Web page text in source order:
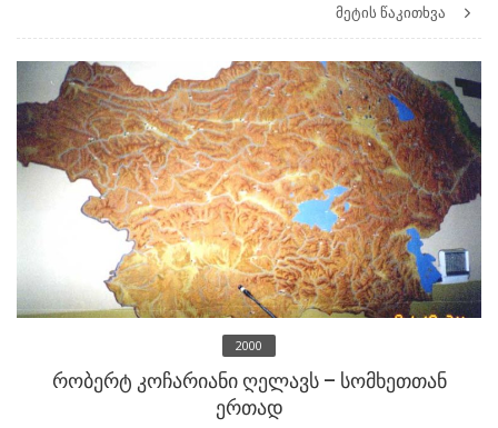
მეტის წაკითხვა
2000
რობერტ კოჩარიანი ღელავს – სომხეთთან
ერთად